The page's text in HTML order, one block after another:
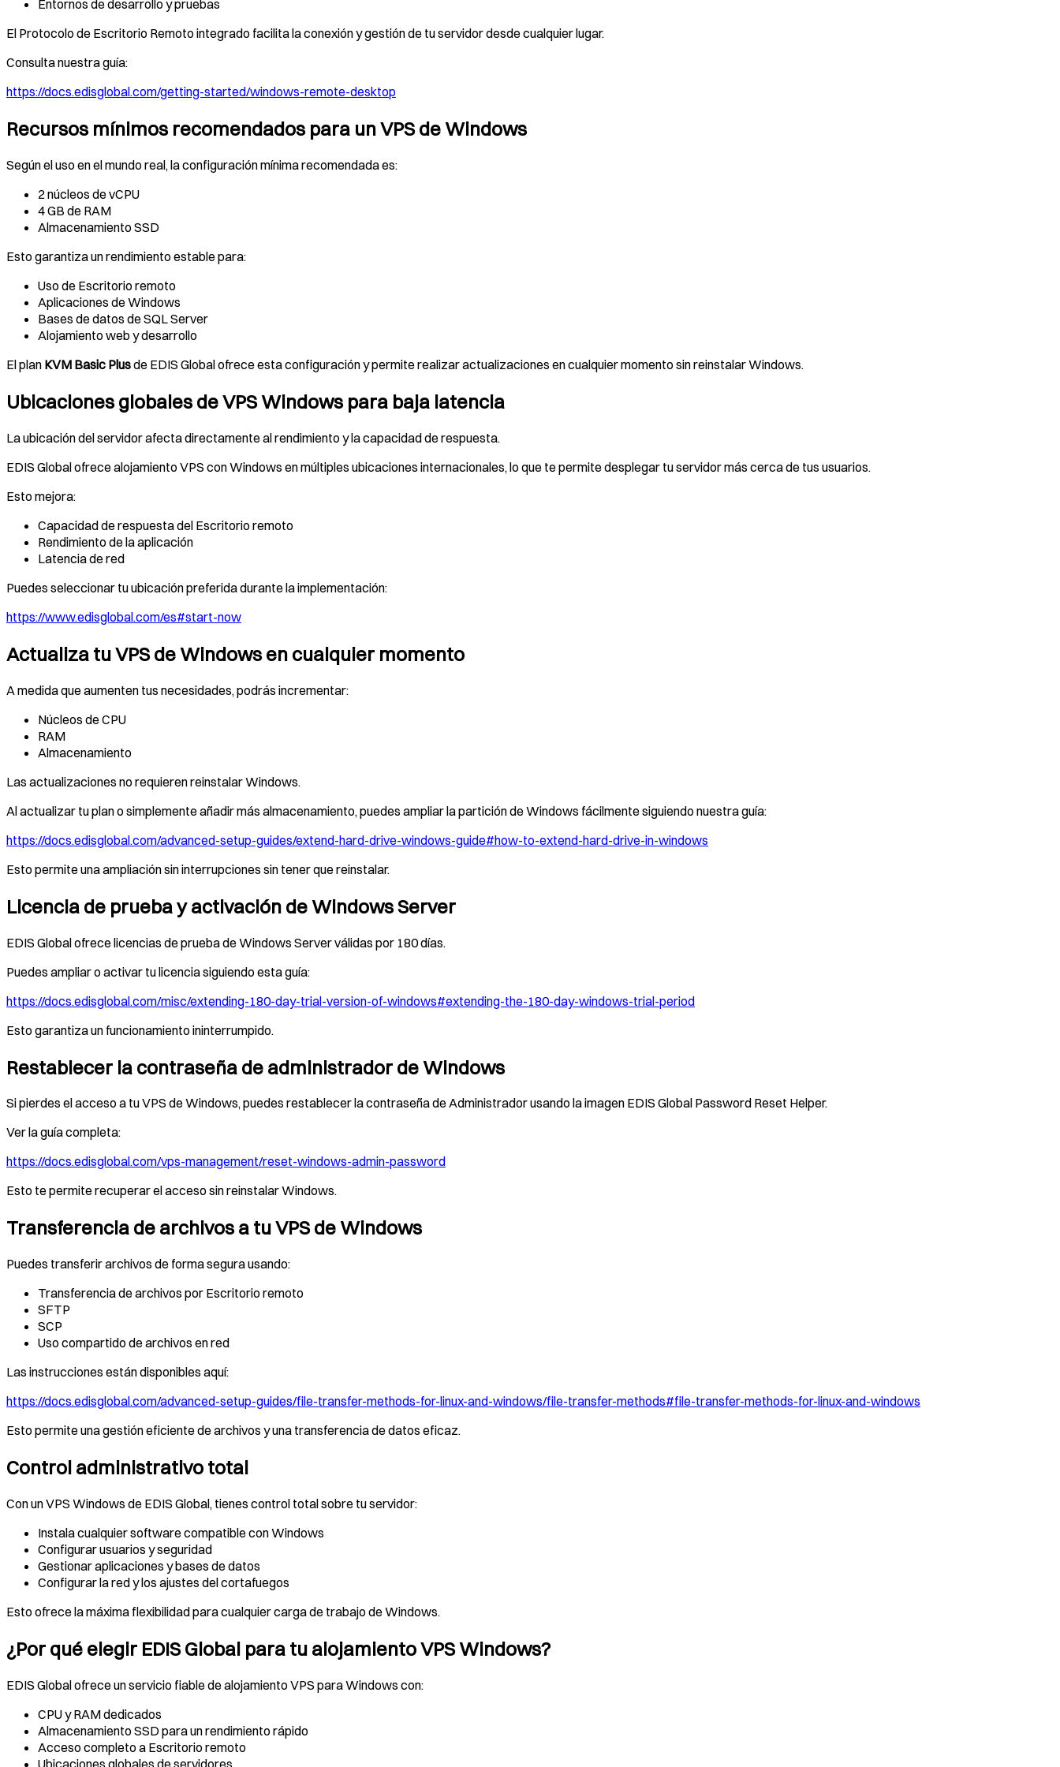
Entornos de desarrollo y pruebas
El Protocolo de Escritorio Remoto integrado facilita la conexión y gestión de tu servidor desde cualquier lugar.
Consulta nuestra guía:
https://docs.edisglobal.com/getting-started/windows-remote-desktop
Recursos mínimos recomendados para un VPS de Windows
Según el uso en el mundo real, la configuración mínima recomendada es:
2 núcleos de vCPU
4 GB de RAM
Almacenamiento SSD
Esto garantiza un rendimiento estable para:
Uso de Escritorio remoto
Aplicaciones de Windows
Bases de datos de SQL Server
Alojamiento web y desarrollo
El plan KVM Basic Plusde EDIS Global ofrece esta configuración y permite realizar actualizaciones en cualquier momento sin reinstalar Windows.
Ubicaciones globales de VPS Windows para baja latencia
La ubicación del servidor afecta directamente al rendimiento y la capacidad de respuesta.
EDIS Global ofrece alojamiento VPS con Windows en múltiples ubicaciones internacionales, lo que te permite desplegar tu servidor más cerca de tus usuarios.
Esto mejora:
Capacidad de respuesta del Escritorio remoto
Rendimiento de la aplicación
Latencia de red
Puedes seleccionar tu ubicación preferida durante la implementación:
https://www.edisglobal.com/es#start-now
Actualiza tu VPS de Windows en cualquier momento
A medida que aumenten tus necesidades, podrás incrementar:
Núcleos de CPU
RAM
Almacenamiento
Las actualizaciones no requieren reinstalar Windows.
Al actualizar tu plan o simplemente añadir más almacenamiento, puedes ampliar la partición de Windows fácilmente siguiendo nuestra guía:
https://docs.edisglobal.com/advanced-setup-guides/extend-hard-drive-windows-guide#how-to-extend-hard-drive-in-windows
Esto permite una ampliación sin interrupciones sin tener que reinstalar.
Licencia de prueba y activación de Windows Server
EDIS Global ofrece licencias de prueba de Windows Server válidas por 180 días.
Puedes ampliar o activar tu licencia siguiendo esta guía:
https://docs.edisglobal.com/misc/extending-180-day-trial-version-of-windows#extending-the-180-day-windows-trial-period
Esto garantiza un funcionamiento ininterrumpido.
Restablecer la contraseña de administrador de Windows
Si pierdes el acceso a tu VPS de Windows, puedes restablecer la contraseña de Administrador usando la imagen EDIS Global Password Reset Helper.
Ver la guía completa:
https://docs.edisglobal.com/vps-management/reset-windows-admin-password
Esto te permite recuperar el acceso sin reinstalar Windows.
Transferencia de archivos a tu VPS de Windows
Puedes transferir archivos de forma segura usando:
Transferencia de archivos por Escritorio remoto
SFTP
SCP
Uso compartido de archivos en red
Las instrucciones están disponibles aquí:
https://docs.edisglobal.com/advanced-setup-guides/file-transfer-methods-for-linux-and-windows/file-transfer-methods#file-transfer-methods-for-linux-and-windows
Esto permite una gestión eficiente de archivos y una transferencia de datos eficaz.
Control administrativo total
Con un VPS Windows de EDIS Global, tienes control total sobre tu servidor:
Instala cualquier software compatible con Windows
Configurar usuarios y seguridad
Gestionar aplicaciones y bases de datos
Configurar la red y los ajustes del cortafuegos
Esto ofrece la máxima flexibilidad para cualquier carga de trabajo de Windows.
¿Por qué elegir EDIS Global para tu alojamiento VPS Windows?
EDIS Global ofrece un servicio fiable de alojamiento VPS para Windows con:
CPU y RAM dedicados
Almacenamiento SSD para un rendimiento rápido
Acceso completo a Escritorio remoto
Ubicaciones globales de servidores